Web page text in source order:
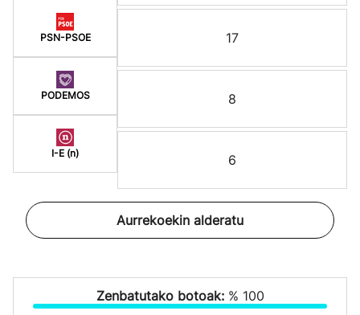
PSN-PSOE
PODEMOS
I-E (n)
17
8
6
Aurrekoekin alderatu
Zenbatutako botoak: % 100